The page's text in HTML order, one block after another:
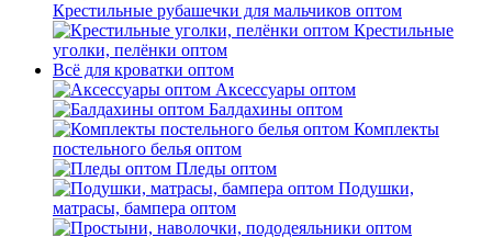
Крестильные рубашечки для мальчиков оптом
Крестильные
уголки, пелёнки оптом
Всё для кроватки оптом
Аксессуары оптом
Балдахины оптом
Комплекты
постельного белья оптом
Пледы оптом
Подушки,
матрасы, бампера оптом